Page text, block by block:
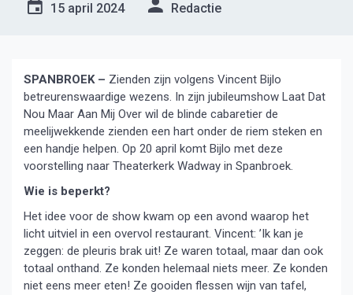
15 april 2024 Redactie
SPANBROEK – Zienden zijn volgens Vincent Bijlo
betreurenswaardige wezens. In zijn jubileumshow Laat Dat
Nou Maar Aan Mij Over wil de blinde cabaretier de
meelijwekkende zienden een hart onder de riem steken en
een handje helpen. Op 20 april komt Bijlo met deze
voorstelling naar Theaterkerk Wadway in Spanbroek.
Wie is beperkt?
Het idee voor de show kwam op een avond waarop het
licht uitviel in een overvol restaurant. Vincent: ’Ik kan je
zeggen: de pleuris brak uit! Ze waren totaal, maar dan ook
totaal onthand. Ze konden helemaal niets meer. Ze konden
niet eens meer eten! Ze gooiden flessen wijn van tafel,